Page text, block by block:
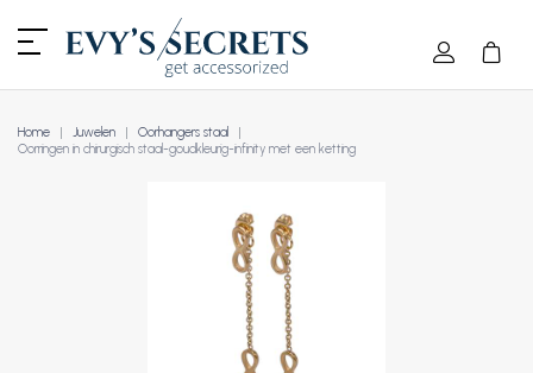
Home Juwelen
Oorhangers staal
Oorringen in chirurgisch staal-goudkleurig-infinity met een ketting